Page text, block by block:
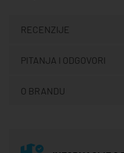
RECENZIJE
PITANJA I ODGOVORI
O BRANDU